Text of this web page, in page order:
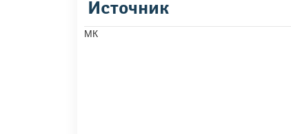
Источник
МК